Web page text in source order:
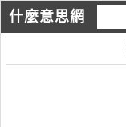
什麼意思網